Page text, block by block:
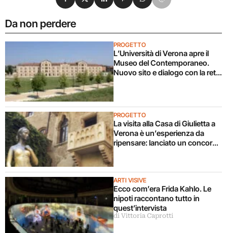
Da non perdere
PROGETTO
L’Università di Verona apre il
Museo del Contemporaneo.
Nuovo sito e dialogo con la rete
PROGETTO
La visita alla Casa di Giulietta a
Verona è un’esperienza da
ripensare: lanciato un concorso
ARTI VISIVE
Ecco com’era Frida Kahlo. Le
nipoti raccontano tutto in
quest’intervista
di Vittoria Caprotti